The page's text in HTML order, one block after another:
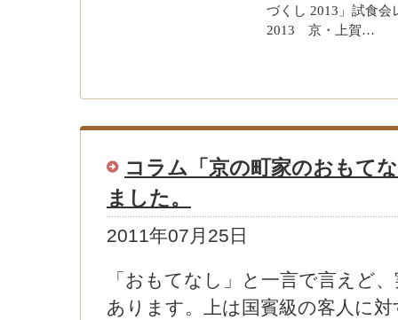
づくし 2013」試食会
2013 京・上賀…
コラム「京の町家のおもて
ました。
2011年07月25日
「おもてなし」と一言で言えど
あります。上は国賓級の客人に